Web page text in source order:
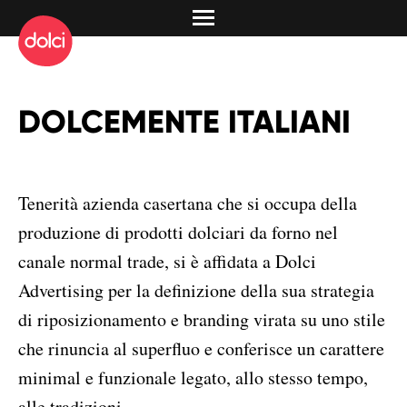
DOLCEMENTE ITALIANI
Tenerità azienda casertana che si occupa della
produzione di prodotti dolciari da forno nel
canale normal trade, si è affidata a Dolci
Advertising per la definizione della sua strategia
di riposizionamento e branding virata su uno stile
che rinuncia al superfluo e conferisce un carattere
minimal e funzionale legato, allo stesso tempo,